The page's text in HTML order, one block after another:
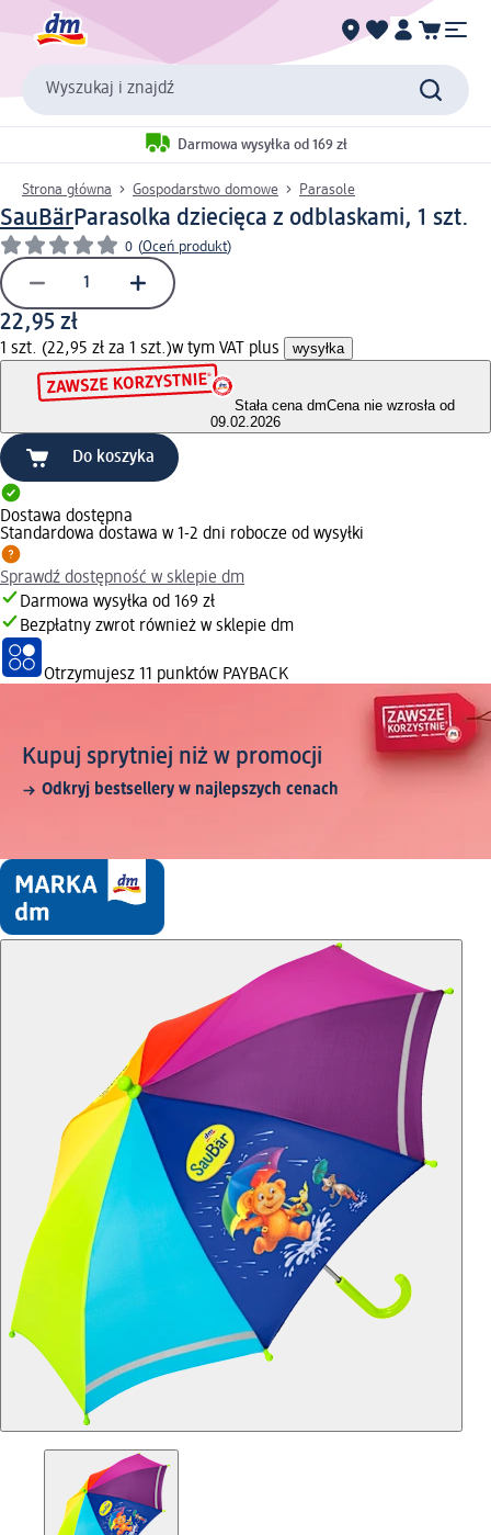
Wyszukaj i znajdź
Darmowa wysyłka od 169 zł
Strona główna Gospodarstwo domowe Parasole
SauBärParasolka dziecięca z odblaskami, 1 szt.
0 (Oceń produkt)
22,95 zł
1 szt. (22,95 zł za 1 szt.)w tym VAT plus wysyłka
Stała cena dmCena nie wzrosła od
09.02.2026
Do koszyka
Dostawa dostępna
Standardowa dostawa w 1-2 dni robocze od wysyłki
Sprawdź dostępność w sklepie dm
Darmowa wysyłka od 169 zł
Bezpłatny zwrot również w sklepie dm
Otrzymujesz 11 punktów PAYBACK
Kupuj sprytniej niż w promocji
Odkryj bestsellery w najlepszych cenach